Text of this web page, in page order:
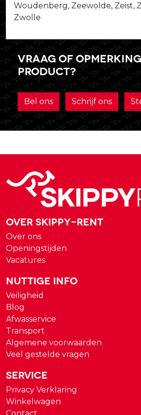
Woudenberg, Zeewolde, Zeist,
Zwolle
Vraag of
product?
Bel ons Schrijf ons
Over Skippy-rent
Over ons
Openingstijden
Vacatures
Nuttige Info
Veiligheid
Blog
Afwasservice
Transport
Algemene voorwaarden
Veel gestelde vragen
Service
Privacy Verklaring
Winkelwagen